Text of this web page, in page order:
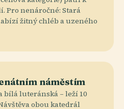
Pro nenáročné: Stará
žitný chléb a uzeného
náměstím
bílá luteránská – leží 10
obou katedrál